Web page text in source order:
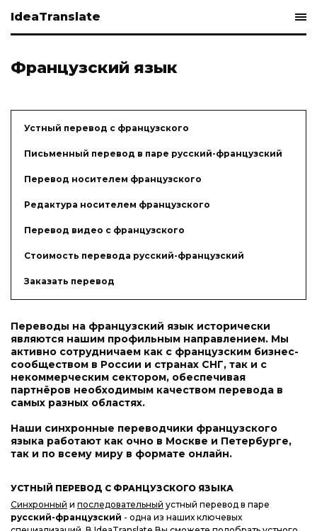
IdeaTranslate
Французский язык
Устный перевод с французского
Письменный перевод в паре русский-французский
Перевод носителем французского
Редактура носителем французского
Перевод видео с французского
Стоимость перевода русский-французский
Заказать перевод
Переводы на французский язык исторически
являются нашим профильным направлением. Мы
активно сотрудничаем как с французским бизнес-
сообществом в России и странах СНГ, так и с
некоммерческим сектором, обеспечивая
партнёров необходимым качеством перевода в
самых разных областях.
Наши синхронные переводчики французского
языка работают как очно в Москве и Петербурге,
так и по всему миру в формате онлайн.
УСТНЫЙ ПЕРЕВОД С ФРАНЦУЗСКОГО ЯЗЫКА
Синхронный и последовательный устный перевод в паре
русский-французский - одна из наших ключевых